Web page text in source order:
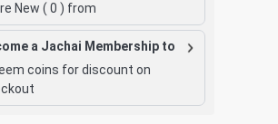
New ( 0 ) from
a Jachai Membership to
coins for discount on